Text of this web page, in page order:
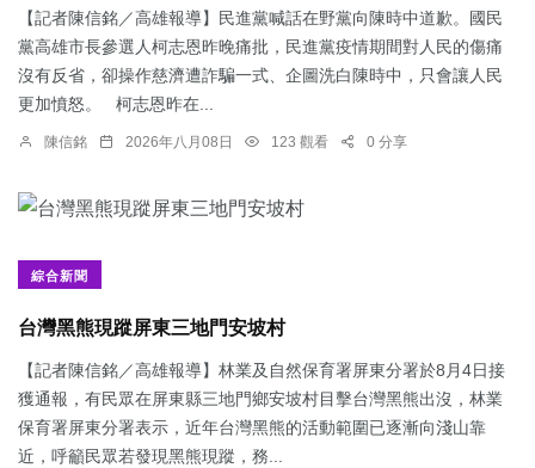
【記者陳信銘／高雄報導】民進黨喊話在野黨向陳時中道歉。國民
黨高雄市長參選人柯志恩昨晚痛批，民進黨疫情期間對人民的傷痛
沒有反省，卻操作慈濟遭詐騙一式、企圖洗白陳時中，只會讓人民
更加憤怒。 柯志恩昨在...
陳信銘 2026年八月08日 123 觀看 0 分享
綜合新聞
台灣黑熊現蹤屏東三地門安坡村
【記者陳信銘／高雄報導】林業及自然保育署屏東分署於8月4日接
獲通報，有民眾在屏東縣三地門鄉安坡村目擊台灣黑熊出沒，林業
保育署屏東分署表示，近年台灣黑熊的活動範圍已逐漸向淺山靠
近，呼籲民眾若發現黑熊現蹤，務...